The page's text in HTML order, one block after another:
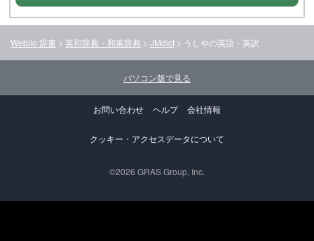
Weblio 辞書 > 英和辞典・和英辞典 > JMdict > うしやの英語・英訳
パソコン版で見る
お問い合わせ ヘルプ 会社情報
クッキー・アクセスデータについて
©2026 GRAS Group, Inc.